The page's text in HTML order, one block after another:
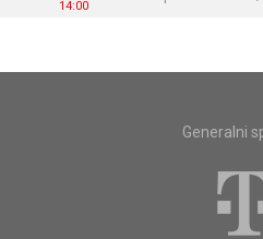
14:00
Generalni